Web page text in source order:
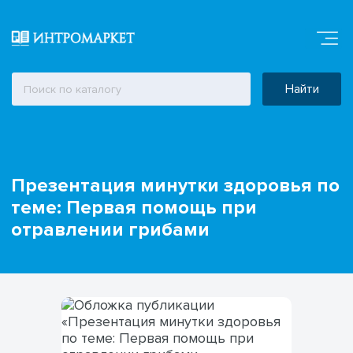
Найти
Презентация минутки здоровья по
теме: Первая помощь при
отравлении грибами